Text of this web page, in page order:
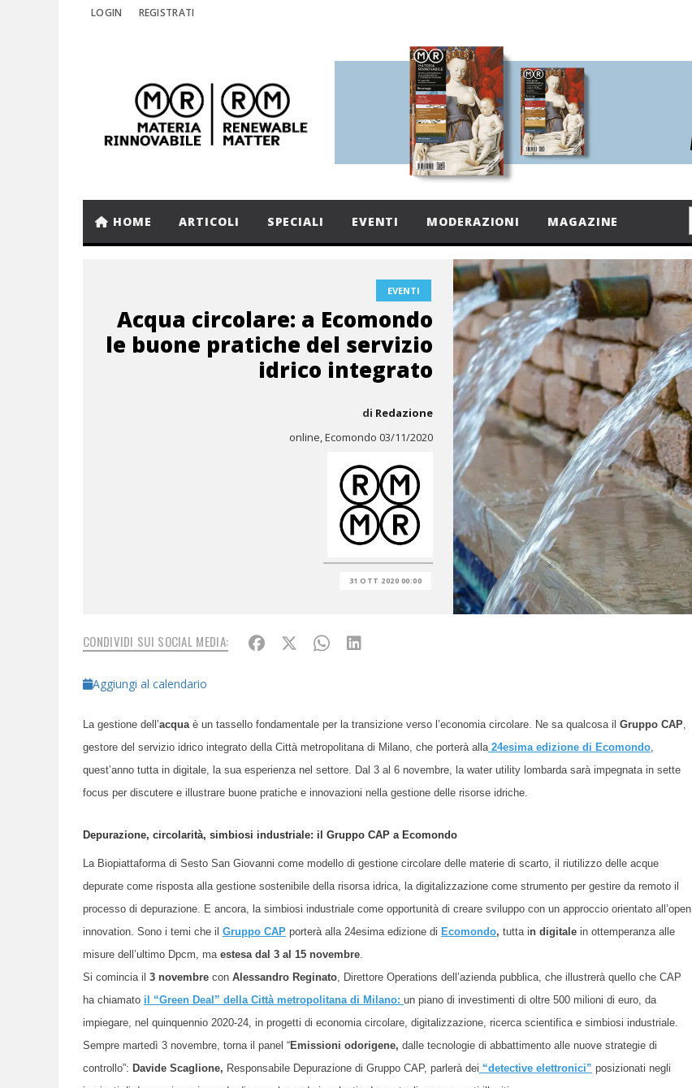
LOGIN REGISTRATI
HOME ARTICOLI SPECIALI EVENTI MODERAZIONI MAGAZINE
EVENTI
Acqua circolare: a Ecomondo
le buone pratiche del servizio
idrico integrato
di Redazione
online, Ecomondo 03/11/2020
31 OTT 2020 00:00
CONDIVIDI SUI SOCIAL MEDIA:
Aggiungi al calendario
La gestione dell’acqua è un tassello fondamentale per la transizione verso l’economia circolare. Ne sa qualcosa il Gruppo CAP,
gestore del servizio idrico integrato della Città metropolitana di Milano, che porterà alla24esima edizione di Ecomondo,
quest’anno tutta in digitale, la sua esperienza nel settore. Dal 3 al 6 novembre, la water utility lombarda sarà impegnata in sette
focus per discutere e illustrare buone pratiche e innovazioni nella gestione delle risorse idriche.
Depurazione, circolarità, simbiosi industriale: il Gruppo CAP a Ecomondo
La Biopiattaforma di Sesto San Giovanni come modello di gestione circolare delle materie di scarto, il riutilizzo delle acque
depurate come risposta alla gestione sostenibile della risorsa idrica, la digitalizzazione come strumento per gestire da remoto il
processo di depurazione. E ancora, la simbiosi industriale come opportunità di creare sviluppo con un approccio orientato all’open
innovation. Sono i temi che il Gruppo CAP porterà alla 24esima edizione di Ecomondo, tutta in digitale in ottemperanza alle
misure dell’ultimo Dpcm, ma estesa dal 3 al 15 novembre.
Si comincia il 3 novembre con Alessandro Reginato, Direttore Operations dell’azienda pubblica, che illustrerà quello che CAP
ha chiamato il “Green Deal” della Città metropolitana di Milano: un piano di investimenti di oltre 500 milioni di euro, da
impiegare, nel quinquennio 2020-24, in progetti di economia circolare, digitalizzazione, ricerca scientifica e simbiosi industriale.
Sempre martedì 3 novembre, torna il panel “Emissioni odorigene, dalle tecnologie di abbattimento alle nuove strategie di
controllo”: Davide Scaglione, Responsabile Depurazione di Gruppo CAP, parlerà dei “detective elettronici” posizionati negli